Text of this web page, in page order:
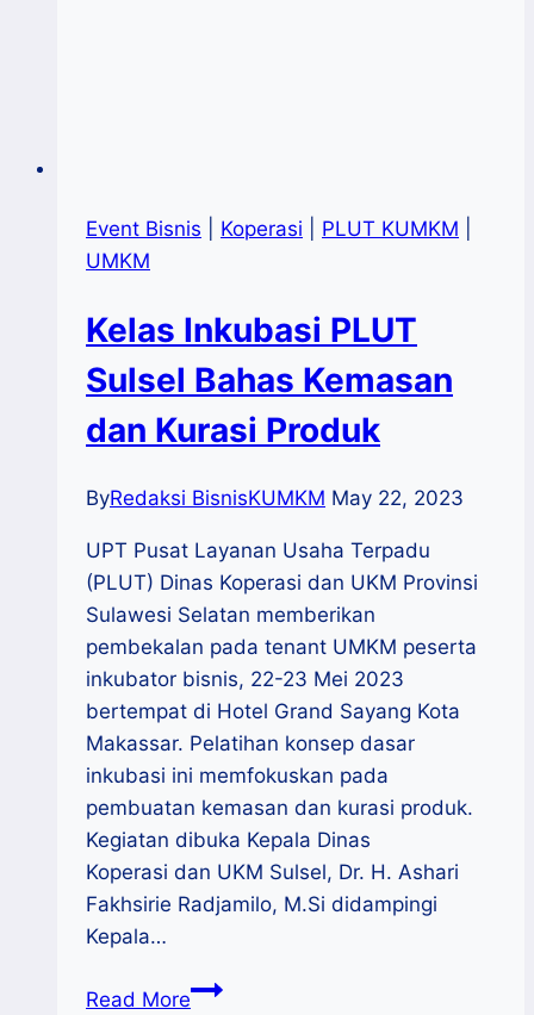
Event Bisnis Koperasi PLUT KUMKM
UMKM
Kelas Inkubasi PLUT
Sulsel Bahas Kemasan
dan Kurasi Produk
ByRedaksi BisnisKUMKM May 22, 2023
UPT Pusat Layanan Usaha Terpadu
(PLUT) Dinas Koperasi dan UKM Provinsi
Sulawesi Selatan memberikan
pembekalan pada tenant UMKM peserta
inkubator bisnis, 22-23 Mei 2023
bertempat di Hotel Grand Sayang Kota
Makassar. Pelatihan konsep dasar
inkubasi ini memfokuskan pada
pembuatan kemasan dan kurasi produk.
Kegiatan dibuka Kepala Dinas
Koperasi dan UKM Sulsel, Dr. H. Ashari
Fakhsirie Radjamilo, M.Si didampingi
Kepala…
Read MoreKelas